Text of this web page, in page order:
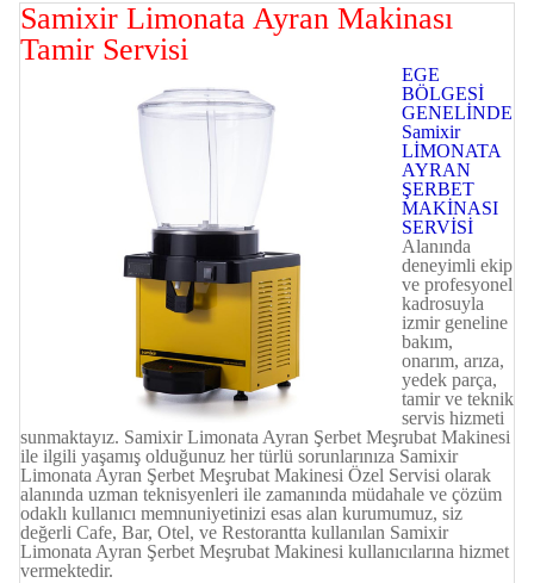
Samixir Limonata Ayran Makinası
Tamir Servisi
EGE
BÖLGESİ
GENELİNDE
Samixir
LİMONATA
AYRAN
ŞERBET
MAKİNASI
SERVİSİ
Alanında
deneyimli ekip
ve profesyonel
kadrosuyla
izmir geneline
bakım,
onarım, arıza,
yedek parça,
tamir ve teknik
servis hizmeti
sunmaktayız. Samixir Limonata Ayran Şerbet Meşrubat Makinesi
ile ilgili yaşamış olduğunuz her türlü sorunlarınıza Samixir
Limonata Ayran Şerbet Meşrubat Makinesi Özel Servisi olarak
alanında uzman teknisyenleri ile zamanında müdahale ve çözüm
odaklı kullanıcı memnuniyetinizi esas alan kurumumuz, siz
değerli Cafe, Bar, Otel, ve Restorantta kullanılan Samixir
Limonata Ayran Şerbet Meşrubat Makinesi kullanıcılarına hizmet
vermektedir.